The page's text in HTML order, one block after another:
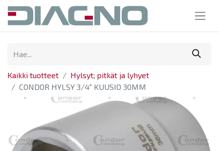
Kaikki tuotteet
Hylsyt; pitkät ja lyhyet
CONDOR HYLSY 3/4" KUUSIO 30MM